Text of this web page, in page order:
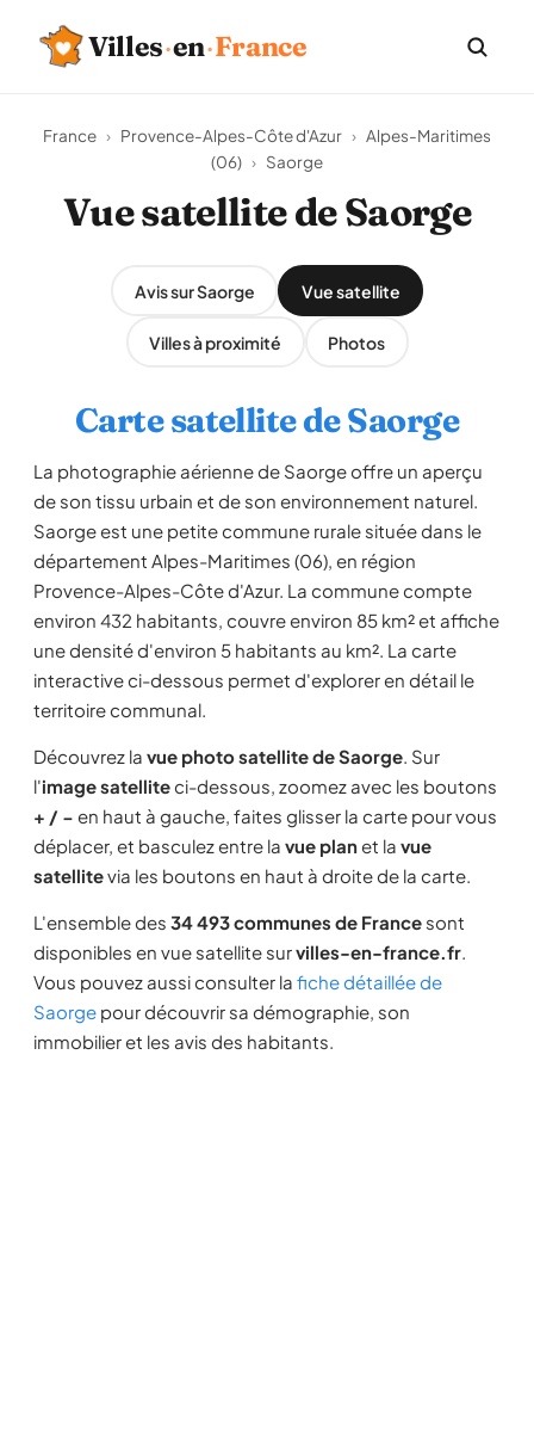
Villes·en·France
France › Provence-Alpes-Côte d'Azur › Alpes-Maritimes
(06) › Saorge
Vue satellite de Saorge
Avis sur Saorge Vue satellite
Villes à proximité Photos
Carte satellite de Saorge
La photographie aérienne de Saorge offre un aperçu
de son tissu urbain et de son environnement naturel.
Saorge est une petite commune rurale située dans le
département Alpes-Maritimes (06), en région
Provence-Alpes-Côte d'Azur. La commune compte
environ 432 habitants, couvre environ 85 km² et affiche
une densité d'environ 5 habitants au km². La carte
interactive ci-dessous permet d'explorer en détail le
territoire communal.
Découvrez la vue photo satellite de Saorge. Sur
l'image satelliteci-dessous, zoomez avec les boutons
+ / − en haut à gauche, faites glisser la carte pour vous
déplacer, et basculez entre la vue planet la vue
satellitevia les boutons en haut à droite de la carte.
L'ensemble des 34 493 communes de France sont
disponibles en vue satellite survilles-en-france.fr.
Vous pouvez aussi consulter la fiche détaillée de
Saorge pour découvrir sa démographie, son
immobilier et les avis des habitants.